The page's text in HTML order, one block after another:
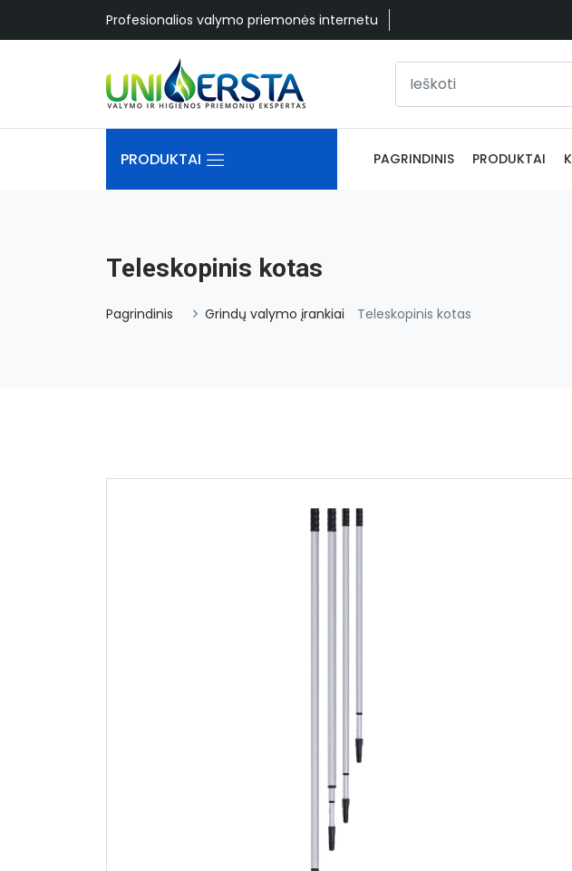
Profesionalios valymo priemonės internetu
PRODUKTAI PAGRINDINIS PRODUKTAI
Teleskopinis kotas
Pagrindinis Grindų valymo įrankiai Teleskopinis kotas